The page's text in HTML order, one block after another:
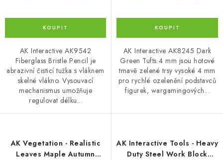
AK Interactive AK9542
Fiberglass Bristle Pencil je
abrazivní čisticí tužka s vláknem
skelné vlákno. Vysouvací
mechanismus umožňuje
regulovat délku...
AK Interactive AK8245 Dark
Green Tufts 4 mm jsou hotové
tmavě zelené trsy vysoké 4 mm
pro rychlé ozelenění podstavců
figurek, wargamingových...
AK Vegetation - Realistic
Leaves Maple Autumn
AK Interactive Tools - Heavy
Duty Steel Work Block